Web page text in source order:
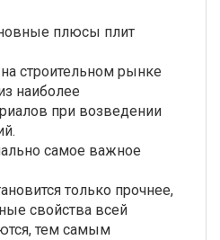
плюсы плит
строительном рынке
наиболее
при возведении
самое важное
только прочнее,
свойства всей
тем самым